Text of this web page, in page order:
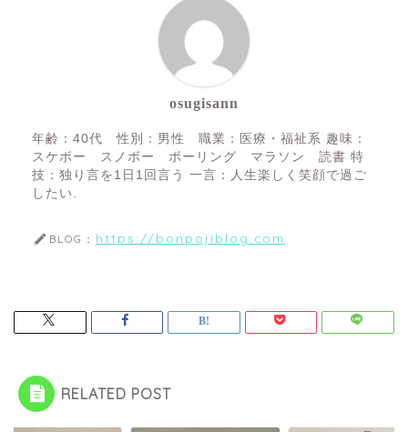
osugisann
年齢：40代 性別：男性 職業：医療・福祉系 趣味：
スケボー スノボー ボーリング マラソン 読書 特
技：独り言を1日1回言う 一言：人生楽しく笑顔で過ご
したい.
BLOG： https://bonpojiblog.com
RELATED POST